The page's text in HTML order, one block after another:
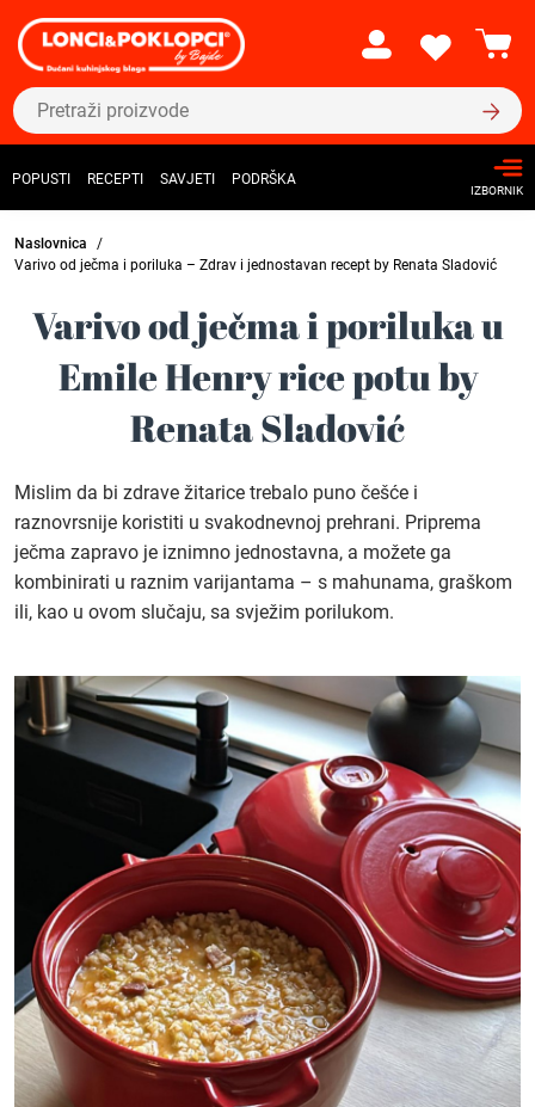
POPUSTI RECEPTI SAVJETI PODRŠKA
IZBORNIK
Naslovnica
Varivo od ječma i poriluka – Zdrav i jednostavan recept by Renata Sladović
Varivo od ječma i poriluka u
Emile Henry rice potu by
Renata Sladović
Mislim da bi zdrave žitarice trebalo puno češće i
raznovrsnije koristiti u svakodnevnoj prehrani. Priprema
ječma zapravo je iznimno jednostavna, a možete ga
kombinirati u raznim varijantama – s mahunama, graškom
ili, kao u ovom slučaju, sa svježim porilukom.